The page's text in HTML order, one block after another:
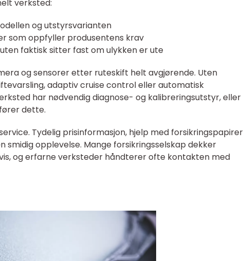
verksted:
og utstyrsvarianten
som oppfyller produsentens krav
faktisk sitter fast om ulykken er ute
og sensorer etter ruteskift helt avgjørende. Uten
adaptiv cruise control eller automatisk
har nødvendig diagnose- og kalibreringsutstyr, eller
dette.
Tydelig prisinformasjon, hjelp med forsikringspapirer
smidig opplevelse. Mange forsikringsselskap dekker
og erfarne verksteder håndterer ofte kontakten med